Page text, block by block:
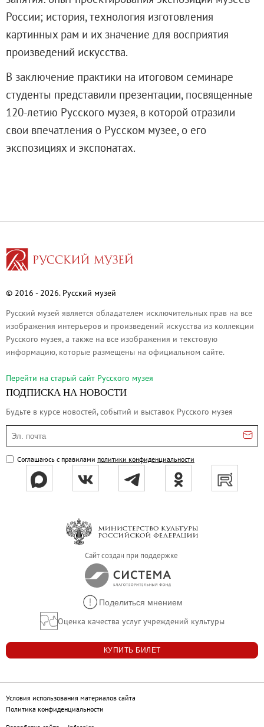
Высказать мнение / Сообщить о проблеме
Экскурсии
Лекции и абонементы
Лекции
Абонементы
Доступный музей
Программы и мероприятия
Социально-культурные проекты
Генеральный директор
Дворцы и сады
Корпус Бенуа
Михайловский (Инженерный) замок
Мраморный дворец
Строгановский дворец
Летний дворец Петра I
Михайловский сад
Западный павильон Михайловского
Восточный павильон Михайловского
Филиал в Кемерово
Клуб Друзей Русского музея
Культурно-просветительские и
Ассоциация художественных музеев
Локальные нормативные акты
Уставные документы
Закупки
Результаты проведения специальной
Противодействие терроризму
Страницы памяти
Коллекции
Древнерусское искусство
России; история, технология изготовления
картинных рам и их значение для восприятия
произведений искусства.
В заключение практики на итоговом семинаре
студенты представили презентации, посвященные
120-летию Русского музея, в которой отразили
свои впечатления о Русском музее, о его
экспозициях и экспонатах.
© 2016 - 2026. Русский музей
Русский музей является обладателем исключительных прав на все
изображения интерьеров и произведений искусства из коллекции
Русского музея, а также на все изображения и текстовую
информацию, которые размещены на официальном сайте.
Перейти на cтарый сайт Русского музея
ПОДПИСКА НА НОВОСТИ
Будьте в курсе новостей, событий и выставок Русского музея
Эл. почта
Соглашаюсь с правилами политики конфиденциальности
Сайт создан при поддержке
Поделиться мнением
Оценка качества услуг учреждений культуры
КУПИТЬ БИЛЕТ
Условия использования материалов сайта
Политика конфиденциальности